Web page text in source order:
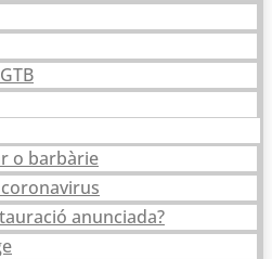
o barbàrie
anunciada?